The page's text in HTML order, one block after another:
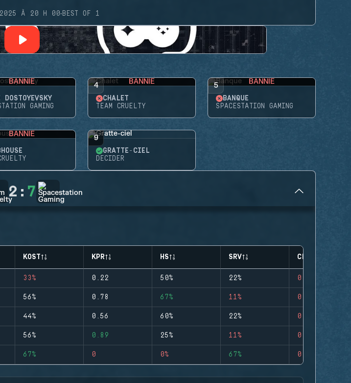
2025 À 20 H 00·BEST OF 1
BANNIE
DOSTOYEVSKY
GAMING
4 BANNIE
CHALET
TEAM CRUELTY
5 BANNIE
BANQUE
SPACESTATION GAMING
BANNIE 9
GRATTE-CIEL
DECIDER
2 : 7
KOST KPR HS SRV CLUTCHES
33% 0.22 50% 22% 0
56% 0.78 67% 11% 0
44% 0.56 60% 22% 0
56% 0.89 25% 11% 0
67% 0 0% 67% 0